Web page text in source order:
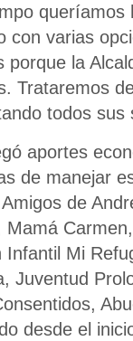
con varias
porque la
Trataremos
todos sus
aportes
de manejar
de
Mamá
Mi
Juventud
desde el